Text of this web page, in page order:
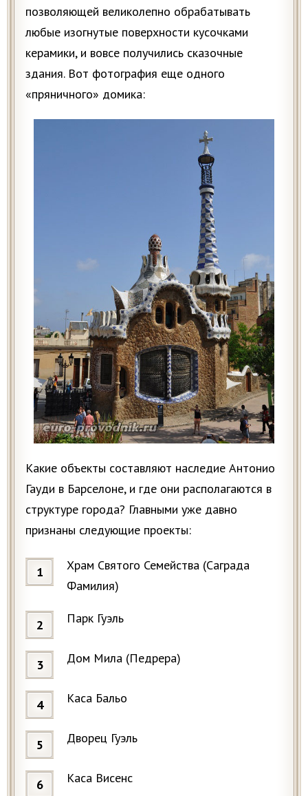
позволяющей великолепно обрабатывать
любые изогнутые поверхности кусочками
керамики, и вовсе получились сказочные
здания. Вот фотография еще одного
«пряничного» домика:
Какие объекты составляют наследие Антонио
Гауди в Барселоне, и где они располагаются в
структуре города? Главными уже давно
признаны следующие проекты:
Храм Святого Семейства (Саграда
Фамилия)
Парк Гуэль
Дом Мила (Педрера)
Каса Бальо
Дворец Гуэль
Каса Висенс